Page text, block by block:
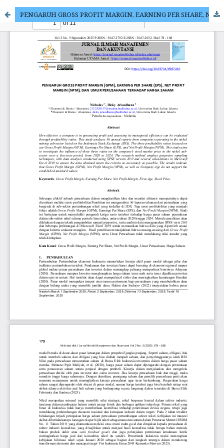
PENGARUH GROSS PROFIT MARGIN, EARNING PER SHARE, NET PROFIT MARGIN, DAN UMUR PERUSAHAAN TERHADAP HARGA SAHAM